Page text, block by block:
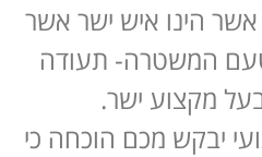
אשר הינו איש ישר אשר
המשטרה- תעודה
מקצוע ישר.
יבקש מכם הוכחה כי